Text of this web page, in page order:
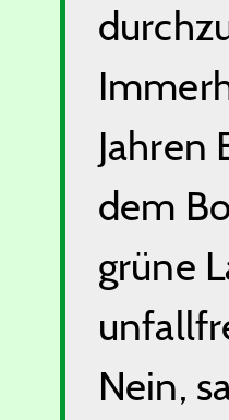
Jahren
dem
grüne
Nein,